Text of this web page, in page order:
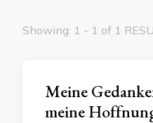
Showing: 1 - 1 of 1
Meine
meine